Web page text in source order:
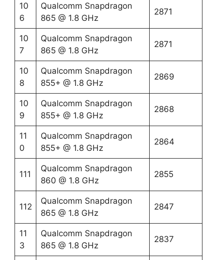
10
6
Qualcomm Snapdragon
865 @ 1.8 GHz
2871
10
7
Qualcomm Snapdragon
865 @ 1.8 GHz
2871
10
8
Qualcomm Snapdragon
855+ @ 1.8 GHz
2869
10
9
Qualcomm Snapdragon
855+ @ 1.8 GHz
2868
11
0
Qualcomm Snapdragon
855+ @ 1.8 GHz
2864
111
Qualcomm Snapdragon
860 @ 1.8 GHz
2855
112
Qualcomm Snapdragon
865 @ 1.8 GHz
2847
11
3
Qualcomm Snapdragon
865 @ 1.8 GHz
2837